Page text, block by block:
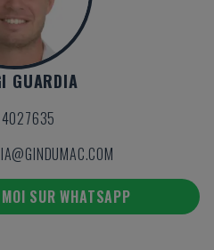
GUARDIA
SUR WHATSAPP